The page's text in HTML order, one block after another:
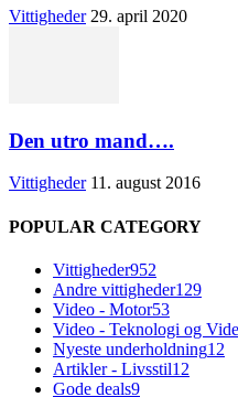
Vittigheder 29. april 2020
Den utro mand….
Vittigheder 11. august 2016
POPULAR CATEGORY
Vittigheder952
Andre vittigheder129
Video - Motor53
Video - Teknologi og
Nyeste underholdning12
Artikler - Livsstil12
Gode deals9